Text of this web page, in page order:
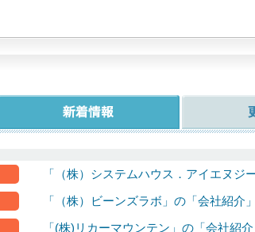
すべて表示する
「（株）システムハウス．アイエヌジ
「（株）ビーンズラボ」の「会社紹介
「(株)リカーマウンテン」の「会社紹